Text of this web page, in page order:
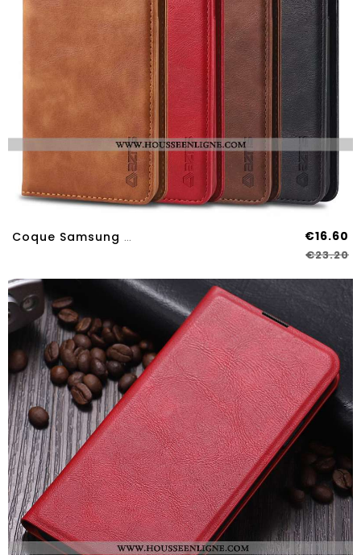
Coque Samsung Galaxy A70s Protection Cuir Business Étui Étoile Luxe Marron €16.60
€23.20